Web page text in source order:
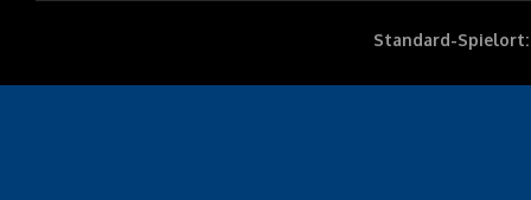
Standard-Spielort: